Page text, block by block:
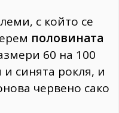
с който се
половината
60 на 100
синята рокля, и
червено сако